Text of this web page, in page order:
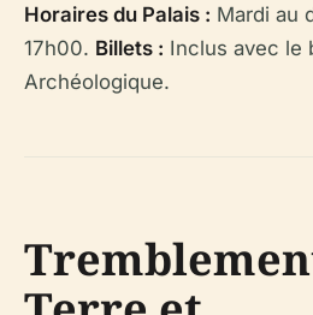
Horaires du Palais : Mardi au
17h00. Billets : Inclus avec le
Archéologique.